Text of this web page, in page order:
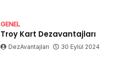
GENEL
Troy Kart Dezavantajları
DezAvantajları 30 Eylül 2024